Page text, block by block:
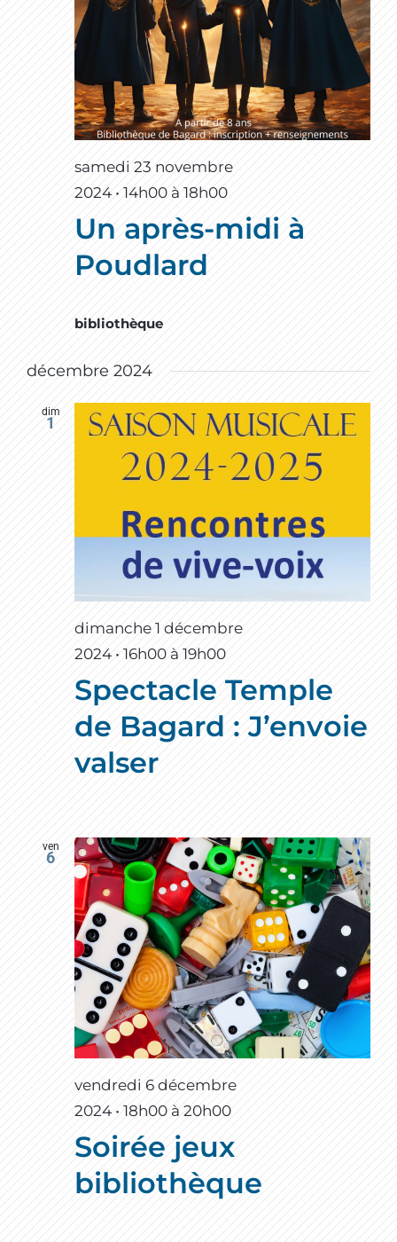
samedi 23 novembre
2024 • 14h00 à 18h00
Un après-midi à
Poudlard
bibliothèque
décembre 2024
dim
1
dimanche 1 décembre
2024 • 16h00 à 19h00
Spectacle Temple
de Bagard : J’envoie
valser
ven
6
vendredi 6 décembre
2024 • 18h00à 20h00
Soirée jeux
bibliothèque